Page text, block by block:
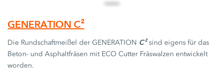
GENERATION C²
Die Rundschaftmeißel der GENERATION C²sind eigens für das
Beton- und Asphaltfräsen mit ECO Cutter Fräswalzen entwickelt
worden.